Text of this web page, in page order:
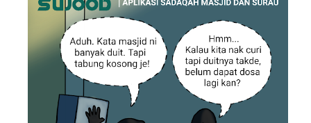
Geram ! grr =.=
I'm Back ! ;)
Fuhh !
Tidak Ketahuan di Rumah!
Video Mr.Enot
Welcome To My Blog